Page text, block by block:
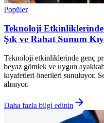
Popüler
Teknoloji Etkinliklerinde
Şık ve Rahat Sunum
Teknoloji etkinliklerinde genç
beyaz gömlek ve uygun
kıyafetleri önerileri sunuluyor.
alınıyor.
Daha fazla bilgi edinin